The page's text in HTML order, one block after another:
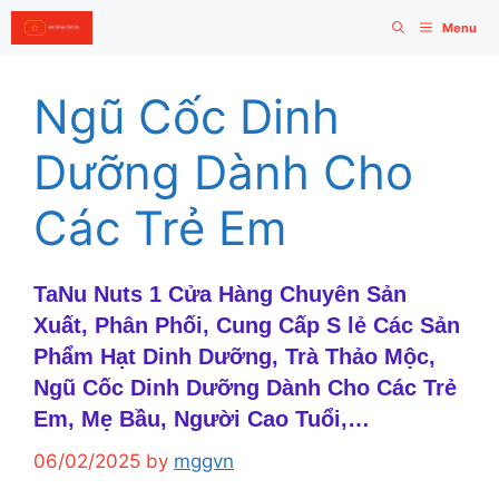
Skip
to
Menu
Ngũ Cốc Dinh
Dưỡng Dành Cho
Các Trẻ Em
TaNu Nuts 1 Cửa Hàng Chuyên Sản
Xuất, Phân Phối, Cung Cấp S lẻ Các Sản
Phẩm Hạt Dinh Dưỡng, Trà Thảo Mộc,
Ngũ Cốc Dinh Dưỡng Dành Cho Các Trẻ
Em, Mẹ Bầu, Người Cao Tuổi,…
06/02/2025 by mggvn